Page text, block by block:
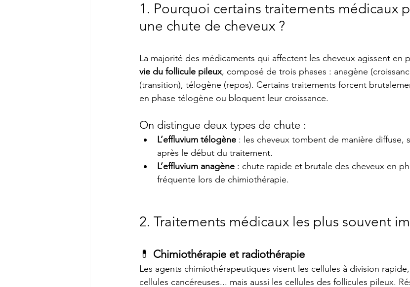
1. Pourquoi certains traitements médicaux
une chute de cheveux ?
La majorité des médicaments qui affectent les cheveux agissent en
vie du follicule pileux, composé de trois phases : anagène
(transition), télogène (repos). Certains traitements forcent
en phase télogène ou bloquent leur croissance.
On distingue deux types de chute :
L’effluvium télogène : les cheveux tombent de manière diffuse,
après le début du traitement.
L’effluvium anagène : chute rapide et brutale des cheveux en
fréquente lors de chimiothérapie.
2. Traitements médicaux les plus souvent
💊 Chimiothérapie et radiothérapie
Les agents chimiothérapeutiques visent les cellules à division
cellules cancéreuses... mais aussi les cellules des follicules pileux.